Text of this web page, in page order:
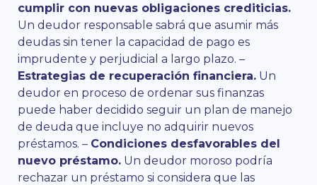
cumplir con nuevas obligaciones crediticias.
Un deudor responsable sabrá que asumir más
deudas sin tener la capacidad de pago es
imprudente y perjudicial a largo plazo. –
Estrategias de recuperación financiera. Un
deudor en proceso de ordenar sus finanzas
puede haber decidido seguir un plan de manejo
de deuda que incluye no adquirir nuevos
préstamos. – Condiciones desfavorables del
nuevo préstamo. Un deudor moroso podría
rechazar un préstamo si considera que las